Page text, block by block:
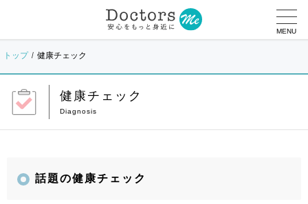
MENU
トップ 健康チェック
健康チェック
話題の健康チェック